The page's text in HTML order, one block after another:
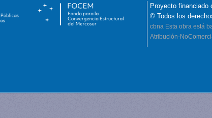
Proyecto financiado
© Todos los
cbna Esta obra está
Atribución-